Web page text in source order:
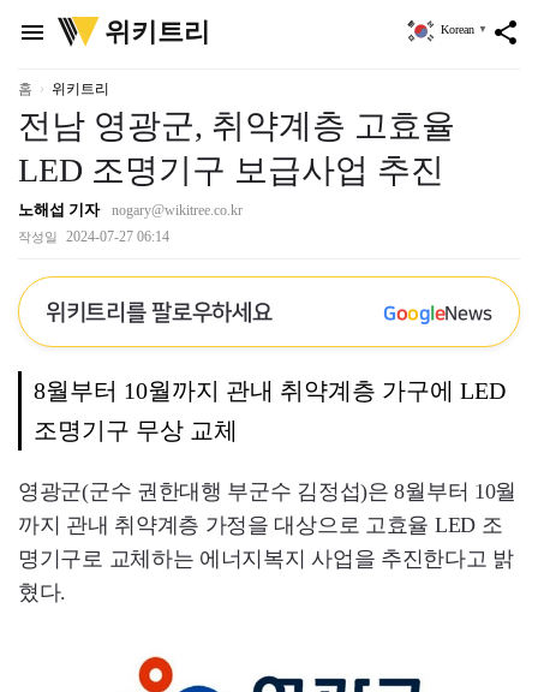
menu
위
키
리
위키트리 share
Korean ▼
홈 위키트리
전남 영광군, 취약계층 고효율
LED 조명기구 보급사업 추진
노해섭 기자 nogary@wikitree.co.kr
작성일 2024-07-27 06:14
위키트리를 팔로우하세요 GoogleNews
8월부터 10월까지 관내 취약계층 가구에 LED
조명기구 무상 교체
영광군(군수 권한대행 부군수 김정섭)은 8월부터 10월
까지 관내 취약계층 가정을 대상으로 고효율 LED 조
명기구로 교체하는 에너지복지 사업을 추진한다고 밝
혔다.